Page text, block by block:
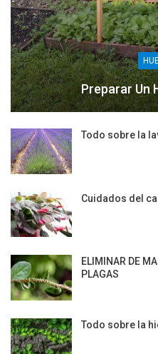
Preparar Un
Todo sobre la
Cuidados del
ELIMINAR DE
PLAGAS
Todo sobre la